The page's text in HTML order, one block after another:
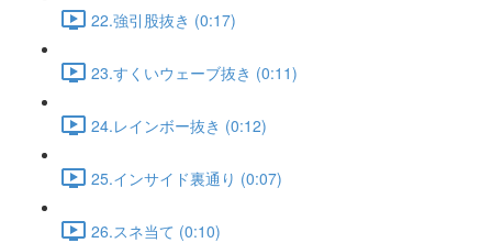
22.強引股抜き (0:17)
23.すくいウェーブ抜き (0:11)
24.レインボー抜き (0:12)
25.インサイド裏通り (0:07)
26.スネ当て (0:10)